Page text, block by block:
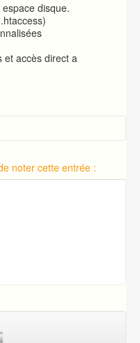
disque.
et accès direct a
à cPanel
noter cette entrée :